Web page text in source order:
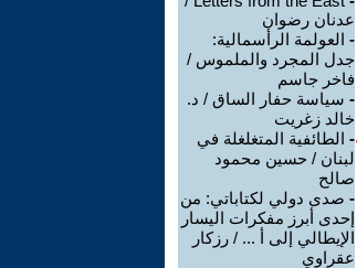
عدنان رضوان
- العولمة الرأسمالية:
جدل المجرد والملموس /
فاخر جاسم
- سياسة حفار الساق / د.
خالد زغريت
- الطائفية المتغلغلة في
لبنان / حسين محمود
صالح
- صدى دولي لكتاباتي: من
إحدى أبرز مفكرات اليسار
الإيطالي إلى أ ... / رزكار
عقراوي